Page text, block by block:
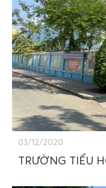
03/12/2020
TRƯỜNG TIỂU